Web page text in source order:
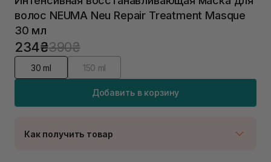
волос NEUMA Neu Repair Treatment Masque
30 мл
234₴390₴
30 ml 150 ml
Добавить в корзину
Как получить товар